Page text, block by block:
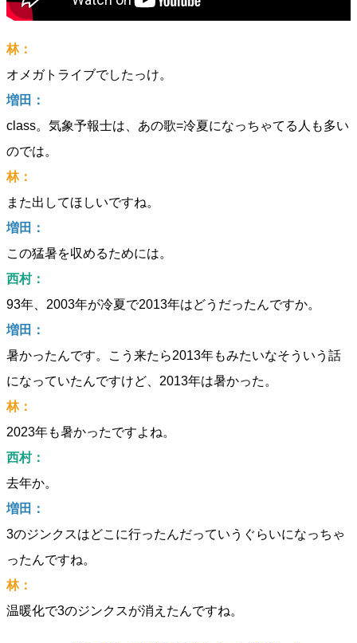
林：
オメガトライブでしたっけ。
増田：
class。気象予報士は、あの歌=冷夏になっちゃてる人も多い
のでは。
林：
また出してほしいですね。
増田：
この猛暑を収めるためには。
西村：
93年、2003年が冷夏で2013年はどうだったんですか。
増田：
暑かったんです。こう来たら2013年もみたいなそういう話
になっていたんですけど、2013年は暑かった。
林：
2023年も暑かったですよね。
西村：
去年か。
増田：
3のジンクスはどこに行ったんだっていうぐらいになっちゃ
ったんですね。
林：
温暖化で3のジンクスが消えたんですね。